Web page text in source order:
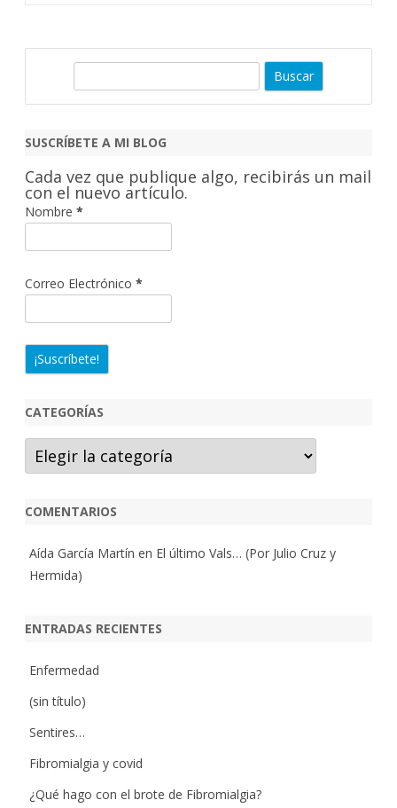
c
r
SUSCRÍBETE A MI BLOG
Cada vez que publique algo, recibirás un mail
con el nuevo artículo.
Nombre *
Correo Electrónico *
CATEGORÍAS
Categorías
COMENTARIOS
Aída García Martín en El último Vals… (Por Julio Cruz y
Hermida)
ENTRADAS RECIENTES
Enfermedad
(sin título)
Sentires…
Fibromialgia y covid
¿Qué hago con el brote de Fibromialgia?